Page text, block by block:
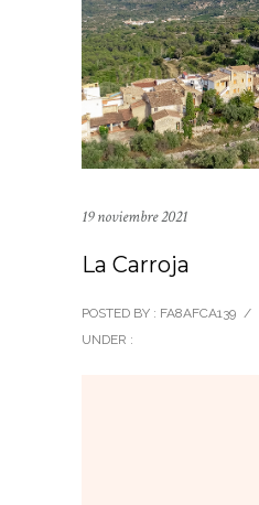
19 noviembre 2021
La Carroja
POSTED BY : FA8AFCA139 /
UNDER :